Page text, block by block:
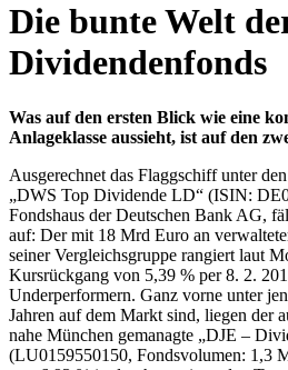
Die bunte Welt
Dividendenfonds
Was auf den ersten Blick wie eine
Anlageklasse aussieht, ist auf den
Ausgerechnet das Flaggschiff unter
„DWS Top Dividende LD“ (ISIN:
Fondshaus der Deutschen Bank AG,
auf: Der mit 18 Mrd Euro an
seiner Vergleichsgruppe rangiert laut
Kursrückgang von 5,39 % per 8. 2.
Underperformern. Ganz vorne unter
Jahren auf dem Markt sind, liegen der
nahe München gemanagte „DJE –
(LU0159550150, Fondsvolumen: 1,3